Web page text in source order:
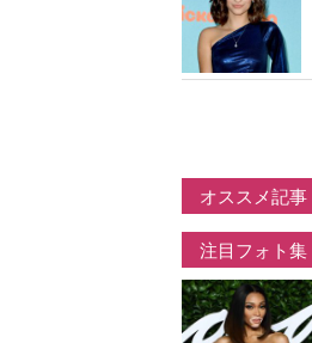
オススメ記事
注目フォト集